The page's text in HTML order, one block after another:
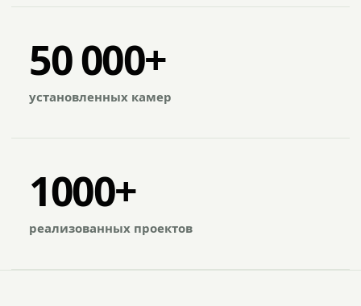
50 000+
установленных камер
1000+
реализованных проектов